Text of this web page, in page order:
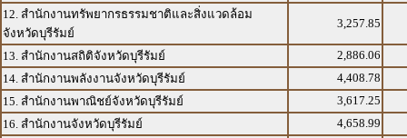
12. สำนักงานทรัพยากรธรรมชาติและสิ่งแวดล้อม
จังหวัดบุรีรัมย์
3,257.85
13. สำนักงานสถิติจังหวัดบุรีรัมย์
2,886.06
14. สำนักงานพลังงานจังหวัดบุรีรัมย์
4,408.78
15. สำนักงานพาณิชย์จังหวัดบุรีรัมย์
3,617.25
16. สำนักงานจังหวัดบุรีรัมย์
4,658.99